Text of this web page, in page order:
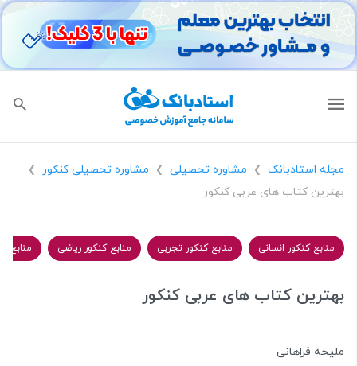
مجله استادبانک ❯ مشاوره تحصیلی ❯ مشاوره تحصیلی کنکور ❯
بهترین کتاب های عربی کنکور
منابع کنکور انسانی منابع کنکور تجربی منابع کنکور ریاضی منابع
بهترین کتاب های عربی کنکور
ملیحه فراهانی